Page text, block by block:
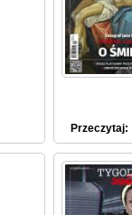
Przeczytaj: